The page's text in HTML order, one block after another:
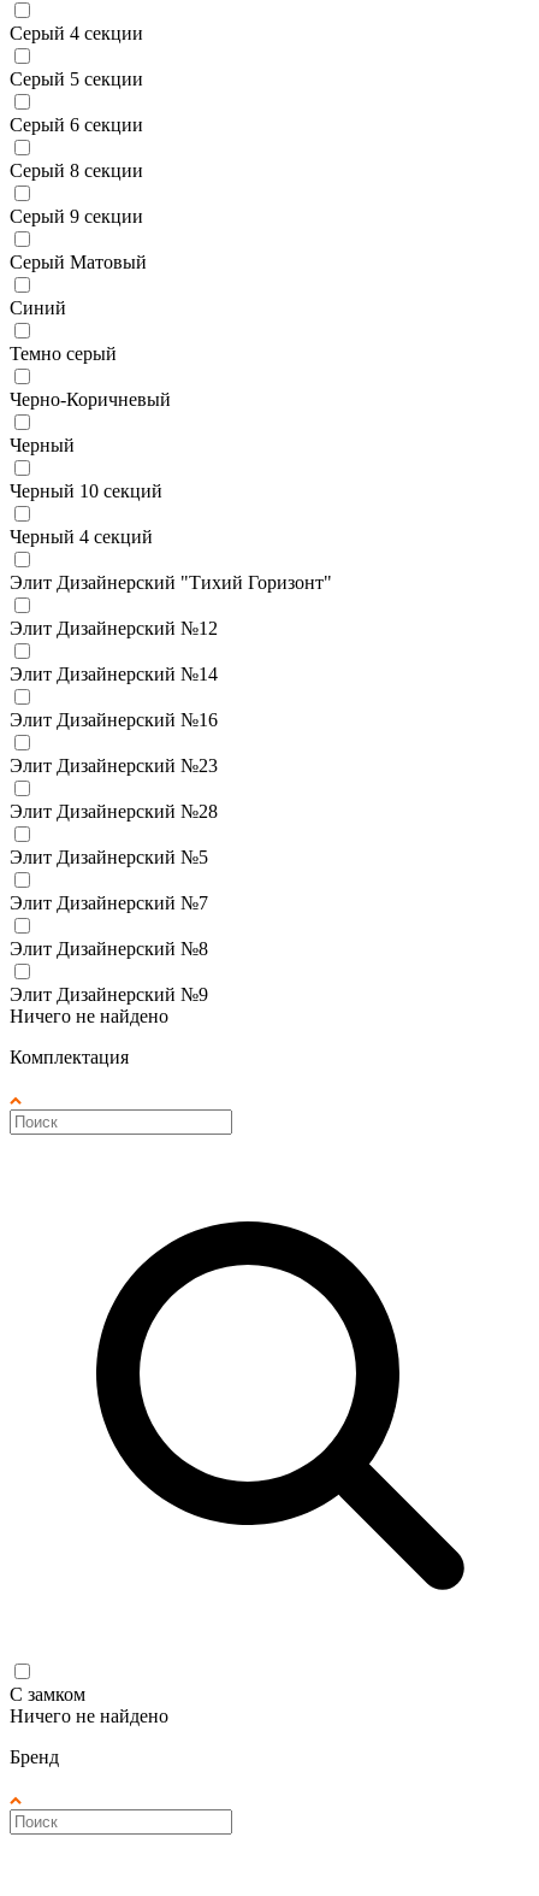
Серый 4 секции
Серый 5 секции
Серый 6 секции
Серый 8 секции
Серый 9 секции
Серый Матовый
Синий
Темно серый
Черно-Коричневый
Черный
Черный 10 секций
Черный 4 секций
Элит Дизайнерский "Тихий Горизонт"
Элит Дизайнерский №12
Элит Дизайнерский №14
Элит Дизайнерский №16
Элит Дизайнерский №23
Элит Дизайнерский №28
Элит Дизайнерский №5
Элит Дизайнерский №7
Элит Дизайнерский №8
Элит Дизайнерский №9
Ничего не найдено
Комплектация
С замком
Ничего не найдено
Бренд